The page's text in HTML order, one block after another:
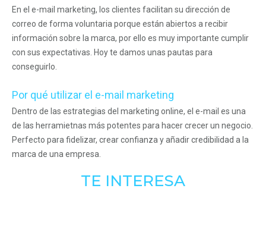
En el e-mail marketing, los clientes facilitan su dirección de
correo de forma voluntaria porque están abiertos a recibir
información sobre la marca, por ello es muy importante cumplir
con sus expectativas. Hoy te damos unas pautas para
conseguirlo.
Por qué utilizar el e-mail marketing
Dentro de las estrategias del marketing online, el e-mail es una
de las herramietnas más potentes para hacer crecer un negocio.
Perfecto para fidelizar, crear confianza y añadir credibilidad a la
marca de una empresa.
TE INTERESA